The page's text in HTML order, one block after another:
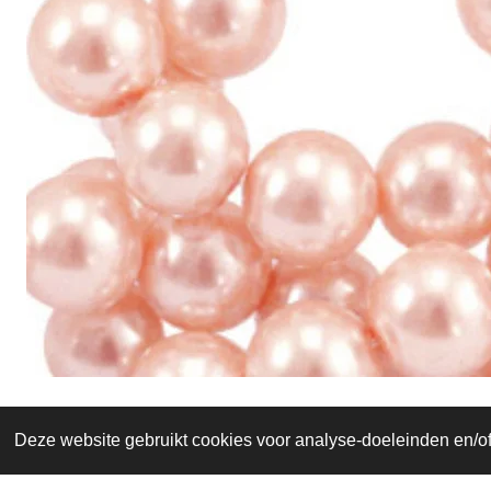
Deze website gebruikt cookies voor analyse-doeleinden en/